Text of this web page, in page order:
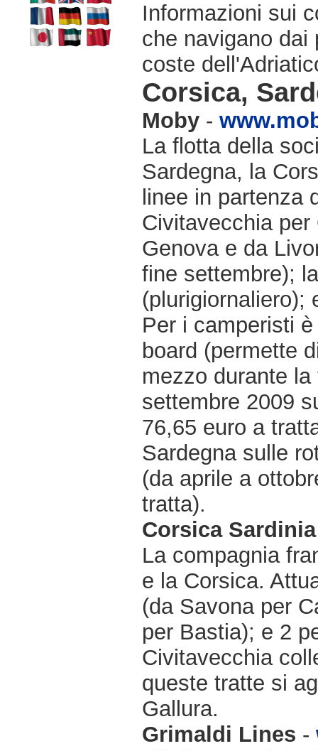
Informazioni sui
che navigano dai
coste
Corsica,
Moby -
La flotta della
Sardegna, la
linee in partenza
Civitavecchia per
Genova e da
fine settembre);
Per i camperisti
board (permette
mezzo durante
settembre 2009
76,65 euro a
Sardegna sulle
(da aprile a
tratta).
Corsica
La compagnia
e la Corsica.
(da Savona per
per Bastia); e 2
Civitavecchia
queste tratte si
Gallura.
Grimaldi Lines -